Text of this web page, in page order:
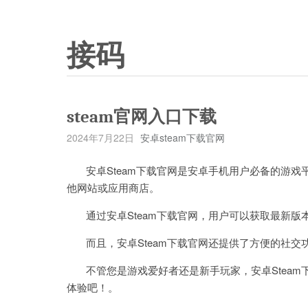
接码
steam官网入口下载
2024年7月22日 安卓steam下载官网
安卓Steam下载官网是安卓手机用户必备的游戏
他网站或应用商店。
通过安卓Steam下载官网，用户可以获取最新版
而且，安卓Steam下载官网还提供了方便的社交
不管您是游戏爱好者还是新手玩家，安卓Steam
体验吧！。